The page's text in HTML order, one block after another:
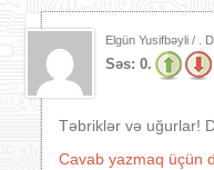
Elgün Yusifbəyli / .
Səs: 0.
Təbriklər və uğurlar!
Cavab yazmaq üçün